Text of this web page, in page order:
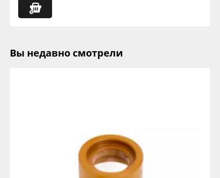
Вы недавно смотрели